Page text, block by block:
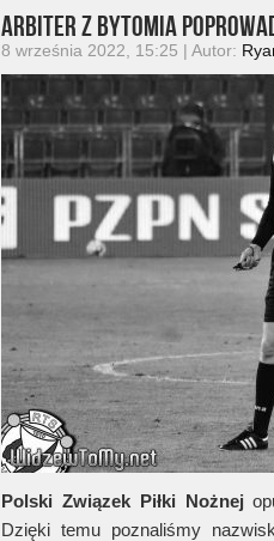
Arbiter z Bytomia
8 września 2022, 15:25 | Autor:
Polski Związek Piłki Nożnej
Dzięki temu poznaliśmy